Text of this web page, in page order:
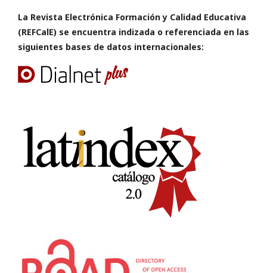
La Revista Electrónica Formación y Calidad Educativa
(REFCalE) se encuentra indizada o referenciada en las
siguientes bases de datos internacionales: